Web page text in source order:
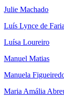
Julie Machado
Luís Lynce de
Luísa Loureiro
Manuel Matias
Manuela
Maria Amália